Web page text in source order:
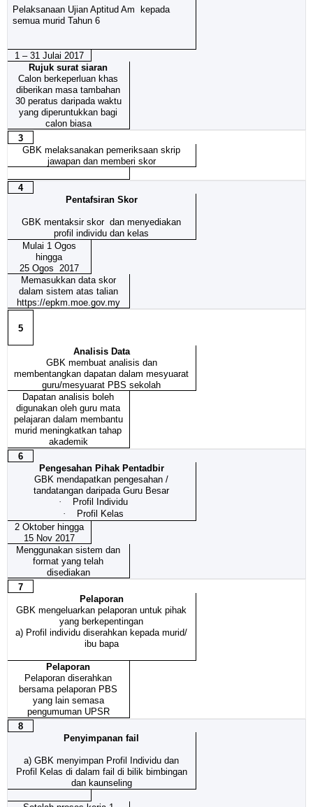
Pelaksanaan Ujian Aptitud Am kepada
semua murid Tahun 6
1 – 31 Julai 2017
Rujuk surat siaran
Calon berkeperluan khas
diberikan masa tambahan
30 peratus daripada waktu
yang diperuntukkan bagi
calon biasa
3
GBK melaksanakan pemeriksaan skrip
jawapan dan memberi skor
4
Pentafsiran Skor
GBK mentaksir skor dan menyediakan
profil individu dan kelas
Mulai 1 Ogos
hingga
25 Ogos 2017
Memasukkan data skor
dalam sistem atas talian
https://epkm.moe.gov.my
5
Analisis Data
GBK membuat analisis dan
membentangkan dapatan dalam mesyuarat
guru/mesyuarat PBS sekolah
Dapatan analisis boleh
digunakan oleh guru mata
pelajaran dalam membantu
murid meningkatkan tahap
akademik
6
Pengesahan Pihak Pentadbir
GBK mendapatkan pengesahan /
tandatangan daripada Guru Besar
·
Profil Individu
·
Profil Kelas
2 Oktober hingga
15 Nov 2017
Menggunakan sistem dan
format yang telah
disediakan
7
Pelaporan
GBK mengeluarkan pelaporan untuk pihak
yang berkepentingan
a) Profil individu diserahkan kepada murid/
ibu bapa
Pelaporan
Pelaporan diserahkan
bersama pelaporan PBS
yang lain semasa
pengumuman UPSR
8
Penyimpanan fail
a) GBK menyimpan Profil Individu dan
Profil Kelas di dalam fail di bilik bimbingan
dan kaunseling